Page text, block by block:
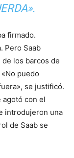
firmado.
Pero Saab
los barcos de
puedo
se justificó.
agotó con el
introdujeron una
de Saab se